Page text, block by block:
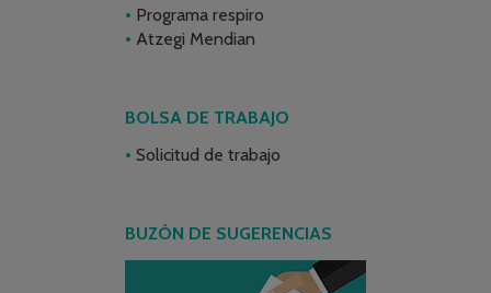
Programa respiro
Atzegi Mendian
BOLSA DE TRABAJO
Solicitud de trabajo
BUZÓN DE SUGERENCIAS